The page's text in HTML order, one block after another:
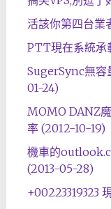
活該你第四台
PTT現在系統承
SugerSync無容
01-24)
MOMO DANZ
率 (2012-10-19)
機車的
(2013-05-28)
+00223319323